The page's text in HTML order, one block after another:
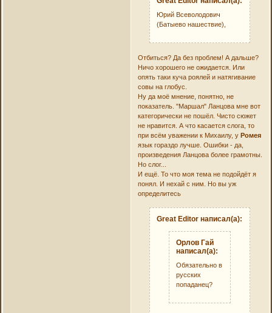
Юрий Всеволодович
(Батыево нашествие),
Отбиться? Да без проблем! А дальше?
Ничо хорошего не ожидается. Или
опять таки куча роялей и натягивание
совы на глобус.
Ну да моё мнение, понятно, не
показатель. "Маршал" Ланцова мне вот
категорически не пошёл. Чисто сюжет
не нравится. А что касается слога, то
при всём уважении к Михаилу, у Ромея
язык гораздо лучше. Ошибки - да,
произведения Ланцова более грамотны.
Но слог...
И ещё. То что моя тема не подойдёт я
понял. И нехай с ним. Но вы уж
определитесь
Great Editor написал(а):
Орлов Гай
написал(а):
Обязательно в
русских
попаданец?